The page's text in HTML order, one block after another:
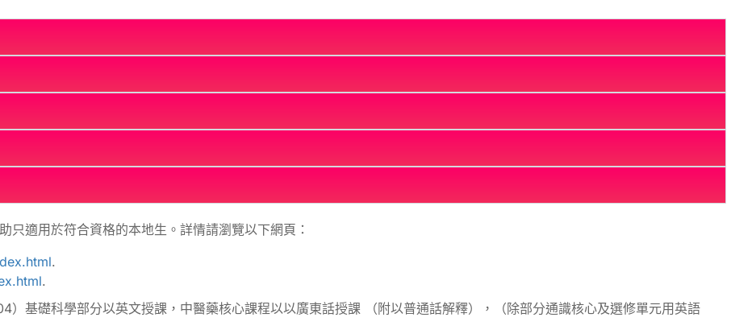
適用於符合資格的本地生。詳情請瀏覽以下網頁：
.
.
基礎科學部分以英文授課，中醫藥核心課程以以廣東話授課 （附以普通話解釋），（除部分通識核心及選修單元用英語